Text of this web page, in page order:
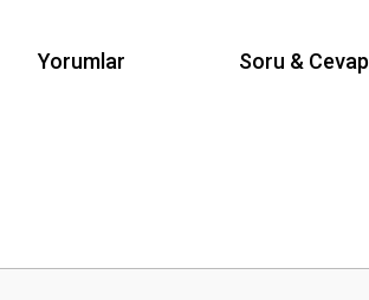
Yorumlar Soru & Cevap